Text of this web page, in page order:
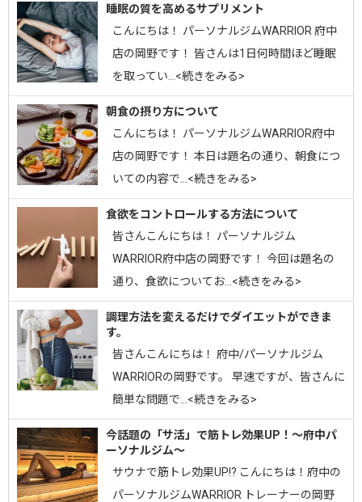
睡眠の質を高めるサプリメント
こんにちは！ パーソナルジムWARRIOR 府中
店の岡野です！ 皆さんは1日何時間ほど睡眠
を取ってい…<続きをみる>
朝食の摂り方について
こんにちは！ パーソナルジムWARRIOR府中
店の岡野です！ 本日は題名の通り、朝食につ
いての内容で…<続きをみる>
食欲をコントロールする方法について
皆さんこんにちは！ パーソナルジム
WARRIOR府中店の岡野です！ 今回は題名の
通り、食欲についてお…<続きをみる>
調理方法を変えるだけでダイエットができま
す。
皆さんこんにちは！ 府中/パーソナルジム
WARRIORの岡野です。 早速ですが、皆さんに
簡単な問題で…<続きをみる>
今話題の「サ活」で筋トレ効果UP！〜府中パ
ーソナルジム〜
サウナで筋トレ効果UP!? こんにちは！府中の
パーソナルジムWARRIOR トレーナーの岡野